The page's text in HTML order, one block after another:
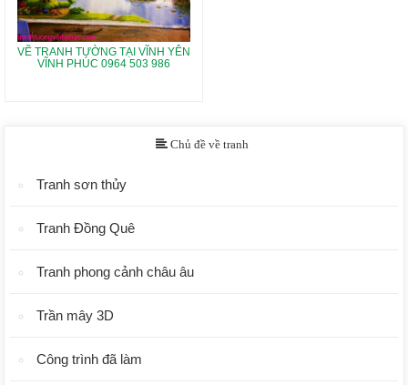
VẼ TRANH TƯỜNG TẠI VĨNH YÊN
VĨNH PHÚC 0964 503 986
Chủ đề về tranh
Tranh sơn thủy
Tranh Đồng Quê
Tranh phong cảnh châu âu
Trần mây 3D
Công trình đã làm